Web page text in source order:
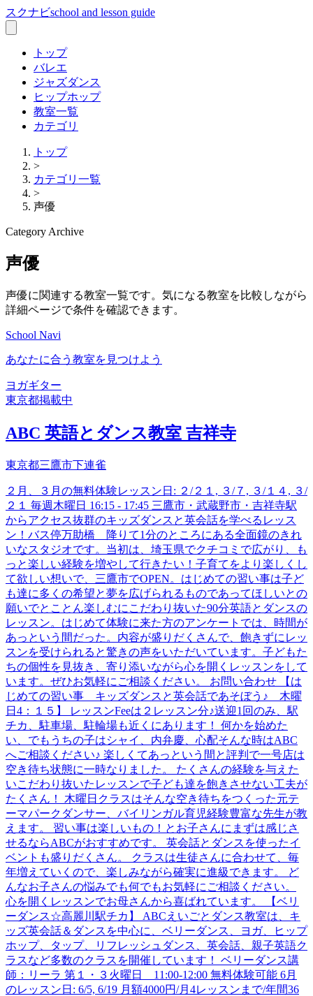
スクナビschool and lesson guide
トップ
バレエ
ジャズダンス
ヒップホップ
教室一覧
カテゴリ
トップ
>
カテゴリ一覧
>
声優
Category Archive
声優
声優に関連する教室一覧です。気になる教室を比較しながら
詳細ページで条件を確認できます。
School Navi
あなたに合う教室を見つけよう
ヨガギター
東京都掲載中
ABC 英語とダンス教室 吉祥寺
東京都三鷹市下連雀
２月、３月の無料体験レッスン日: ２/２１, ３/７, ３/１４, ３/
２１ 毎週木曜日 16:15 - 17:45 三鷹市・武蔵野市・吉祥寺駅
からアクセス抜群のキッズダンスと英会話を学べるレッス
ン！バス停万助橋 降りて1分のところにある全面鏡のきれ
いなスタジオです。当初は、埼玉県でクチコミで広がり、も
っと楽しい経験を増やして行きたい！子育てをより楽しくし
て欲しい想いで、三鷹市でOPEN。はじめての習い事は子ど
も達に多くの希望と夢を広げられるものであってほしいとの
願いでとことん楽しむにこだわり抜いた90分英語とダンスの
レッスン。はじめて体験に来た方のアンケートでは、時間が
あっという間だった。内容が盛りだくさんで、飽きずにレッ
スンを受けられると驚きの声をいただいています。子どもた
ちの個性を見抜き、寄り添いながら心を開くレッスンをして
います。ぜひお気軽にご相談ください。 お問い合わせ 【は
じめての習い事 キッズダンスと英会話であそぼう♪ 木曜
日4：１５】 レッスンFeeは２レッスン分♪送迎1回のみ、駅
チカ、駐車場、駐輪場も近くにあります！ 何かを始めた
い、でもうちの子はシャイ、内弁慶、心配そんな時はABC
へご相談ください♪ 楽しくてあっという間と評判で一号店は
空き待ち状態に一時なりました。 たくさんの経験を与えた
いこだわり抜いたレッスンで子ども達を飽きさせない工夫が
たくさん！ 木曜日クラスはそんな空き待ちをつくった元テ
ーマパークダンサー、バイリンガル育児経験豊富な先生が教
えます。 習い事は楽しいもの！とお子さんにまずは感じさ
せるならABCがおすすめです。 英会話とダンスを使ったイ
ベントも盛りだくさん。 クラスは生徒さんに合わせて、毎
年増えていくので、楽しみながら確実に進級できます。 ど
んなお子さんの悩みでも何でもお気軽にご相談ください。
心を開くレッスンでお母さんから喜ばれています。 【ベリ
ーダンス☆高麗川駅チカ】 ABCえいごとダンス教室は、キ
ッズ英会話＆ダンスを中心に、ベリーダンス、ヨガ、ヒップ
ホップ、タップ、リフレッシュダンス、英会話、親子英語ク
ラスなど多数のクラスを開催しています！ ベリーダンス講
師：リーラ 第１・３火曜日 11:00-12:00 無料体験可能 6月
のレッスン日: 6/5, 6/19 月額4000円/月4レッスンまで/年間36